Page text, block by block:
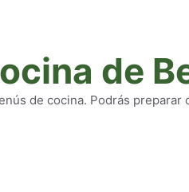
de
de cocina. Podrás